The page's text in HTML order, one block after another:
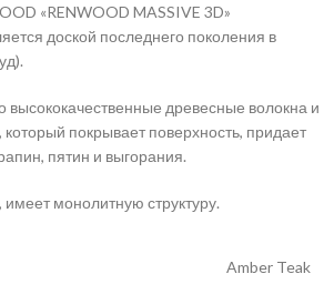
«RENWOOD MASSIVE 3D»
доской последнего поколения в
высококачественные древесные волокна и
покрывает поверхность, придает
пятин и выгорания.
монолитную структуру.
Amber Teak